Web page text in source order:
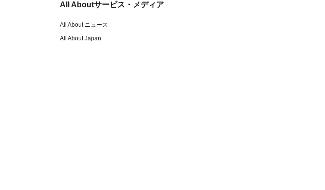
All Aboutサービス・メディア
All About ニュース
All About Japan